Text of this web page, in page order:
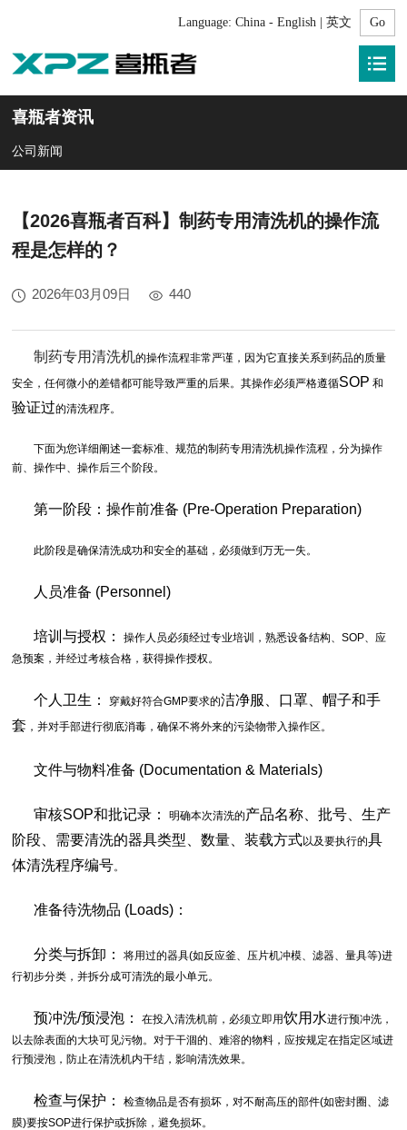
Language: China - English | 英文
喜瓶者资讯
公司新闻
【2026喜瓶者百科】制药专用清洗机的操作流
程是怎样的？
2026年03月09日 440
制药专用清洗机的操作流程非常严谨，因为它直接关系到药品的质量
安全，任何微小的差错都可能导致严重的后果。其操作必须严格遵循SOP 和
验证过的清洗程序。
下面为您详细阐述一套标准、规范的制药专用清洗机操作流程，分为操作
前、操作中、操作后三个阶段。
第一阶段：操作前准备 (Pre-Operation Preparation)
此阶段是确保清洗成功和安全的基础，必须做到万无一失。
人员准备 (Personnel)
培训与授权：
操作人员必须经过专业培训，熟悉设备结构、SOP、应
急预案，并经过考核合格，获得操作授权。
个人卫生： 穿戴好符合GMP要求的洁净服、口罩、帽子和手
套 ，并对手部进行彻底消毒，确保不将外来的污染物带入操作区。
文件与物料准备 (Documentation & Materials)
审核SOP和批记录： 明确本次清洗的产品名称、批号、生产
阶段、需要清洗的器具类型、数量、装载方式以及要执行的具
体清洗程序编号。
准备待洗物品 (Loads)：
分类与拆卸：
将用过的器具(如反应釜、压片机冲模、滤器、量具等)进
行初步分类，并拆分成可清洗的最小单元。
预冲洗/预浸泡： 在投入清洗机前，必须立即用饮用水进行预冲洗，
以去除表面的大块可见污物。对于干涸的、难溶的物料，应按规定在指定区域进
行预浸泡，防止在清洗机内干结，影响清洗效果。
检查与保护：
检查物品是否有损坏，对不耐高压的部件(如密封圈、滤
膜)要按SOP进行保护或拆除，避免损坏。